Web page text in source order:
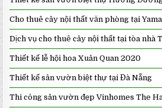
Cho thuê cây nội thất văn phòng tại
Dịch vụ cho thuê cây nội thất tại tòa nhà
Thiết kế lễ hội hoa Xuân Quan 2020
Thiết kế sân vườn biệt thự tại Đà Nẵng
Thi công sân vườn đẹp Vinhomes The